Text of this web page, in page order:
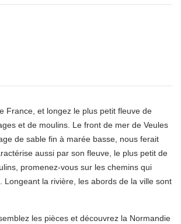
France, et longez le plus petit fleuve de
et de moulins. Le front de mer de Veules
de sable fin à marée basse, nous ferait
aussi par son fleuve, le plus petit de
promenez-vous sur les chemins qui
la rivière, les abords de la ville sont
les pièces et découvrez la Normandie